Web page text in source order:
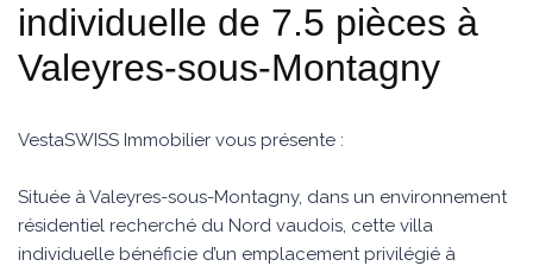
individuelle de 7.5 pièces à
Valeyres-sous-Montagny
VestaSWISS Immobilier vous présente :
Située à Valeyres-sous-Montagny, dans un environnement
résidentiel recherché du Nord vaudois, cette villa
individuelle bénéficie d’un emplacement privilégié à